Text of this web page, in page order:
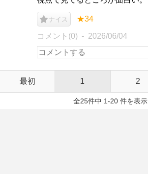
ナイス ★34
コメント(0) 2026/06/04
最初 1 2
全25件中 1-20 件を表示